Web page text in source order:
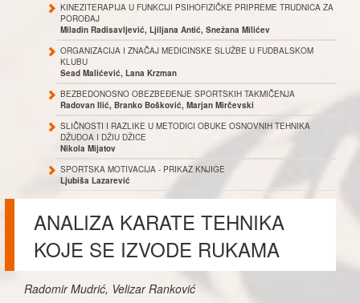
KINEZITERAPIJA U FUNKCIJI PSIHOFIZIČKE PRIPREME TRUDNICA ZA
POROĐAJ
Miladin Radisavljević, Ljiljana Antić, Snežana Milićev
ORGANIZACIJA I ZNAČAJ MEDICINSKE SLUŽBE U FUDBALSKOM
KLUBU
Sead Malićević, Lana Krzman
BEZBEDONOSNO OBEZBEĐENJE SPORTSKIH TAKMIČENJA
Radovan Ilić, Branko Bošković, Marjan Mirčevski
SLIČNOSTI I RAZLIKE U METODICI OBUKE OSNOVNIH TEHNIKA
DŽUDOA I DŽIU DŽICE
Nikola Mijatov
SPORTSKA MOTIVACIJA - PRIKAZ KNJIGE
Ljubiša Lazarević
ANALIZA KARATE TEHNIKA
KOJE SE IZVODE RUKAMA
Radomir Mudrić, Velizar Ranković